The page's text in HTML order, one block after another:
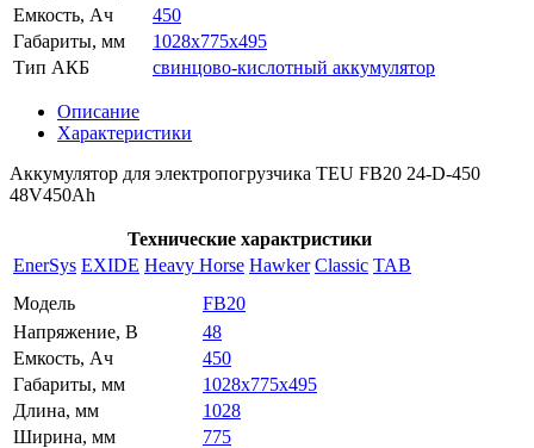
Емкость, Ач
450
Габариты, мм
1028x775x495
Тип АКБ
свинцово-кислотный аккумулятор
Описание
Характеристики
Аккумулятор для электропогрузчика TEU FB20 24-D-450
48V450Ah
Технические характристики
EnerSys EXIDE Heavy Horse Hawker Classic TAB
Модель
FB20
Напряжение, В
48
Емкость, Ач
450
Габариты, мм
1028x775x495
Длина, мм
1028
Ширина, мм
775